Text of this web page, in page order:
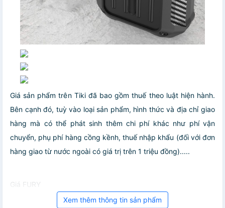
Giá sản phẩm trên Tiki đã bao gồm thuế theo luật hiện hành.
Bên cạnh đó, tuỳ vào loại sản phẩm, hình thức và địa chỉ giao
hàng mà có thể phát sinh thêm chi phí khác như phí vận
chuyển, phụ phí hàng cồng kềnh, thuế nhập khẩu (đối với đơn
hàng giao từ nước ngoài có giá trị trên 1 triệu đồng).....
Giá FURY
Xem thêm thông tin sản phẩm